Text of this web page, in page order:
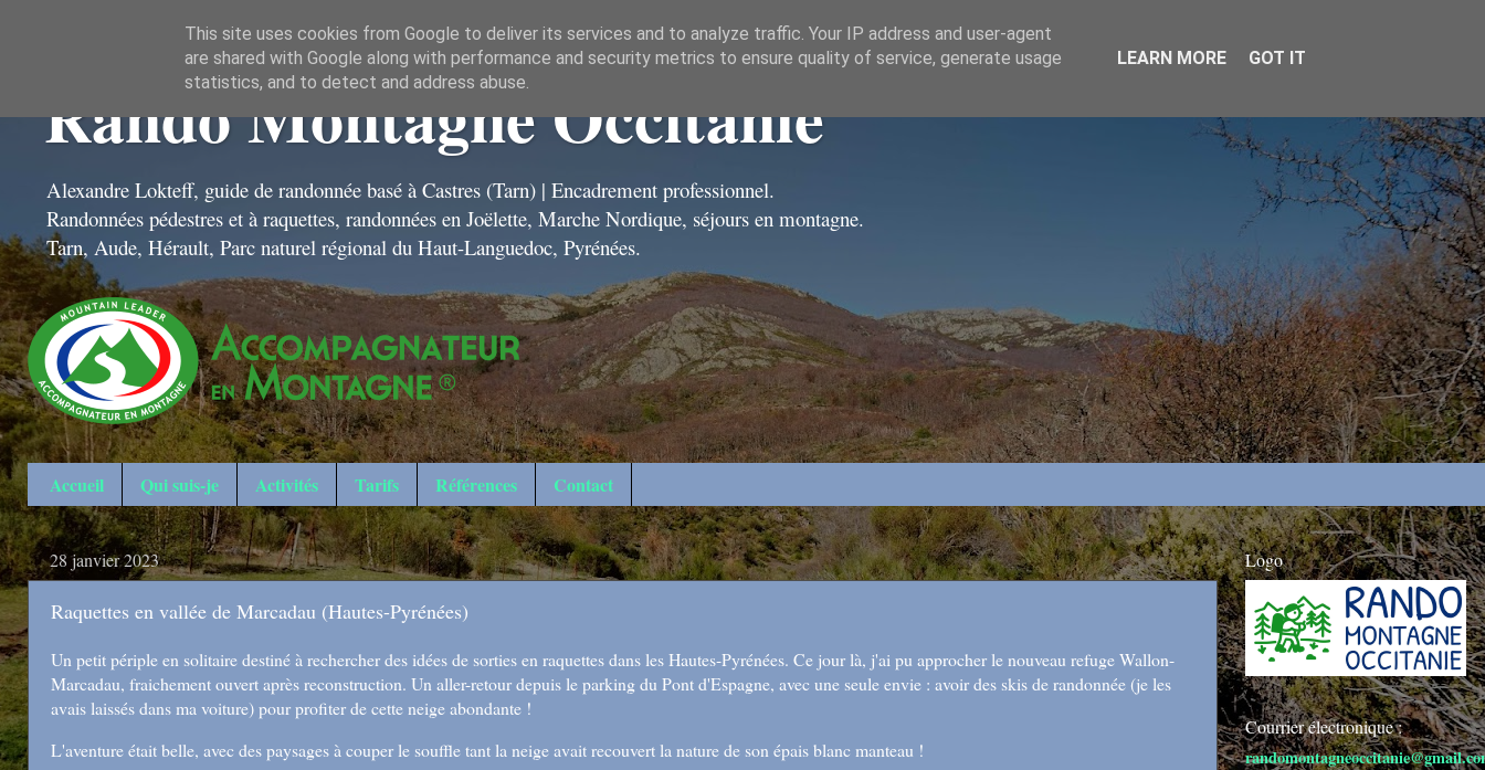
Rando Montagne Occitanie
Alexandre Lokteff, guide de randonnée basé à Castres (Tarn) | Encadrement professionnel.
Randonnées pédestres et à raquettes, randonnées en Joëlette, Marche Nordique, séjours en montagne.
Tarn, Aude, Hérault, Parc naturel régional du Haut-Languedoc, Pyrénées.
Accueil Qui suis-je Activités Tarifs Références Contact
28 janvier 2023
Raquettes en vallée de Marcadau (Hautes-Pyrénées)
Un petit périple en solitaire destiné à rechercher des idées de sorties en raquettes dans les Hautes-Pyrénées. Ce jour là, j'ai pu approcher le nouveau refuge Wallon-
Marcadau, fraichement ouvert après reconstruction. Un aller-retour depuis le parking du Pont d'Espagne, avec une seule envie : avoir des skis de randonnée (je les
avais laissés dans ma voiture) pour profiter de cette neige abondante !
L'aventure était belle, avec des paysages à couper le souffle tant la neige avait recouvert la nature de son épais blanc manteau !
Logo
Courrier électronique :
This site uses cookies from Google to deliver its services and to analyze traffic. Your IP address and user-agent
are shared with Google along with performance and security metrics to ensure quality of service, generate usage
statistics, and to detect and address abuse.
LEARN MORE GOT IT